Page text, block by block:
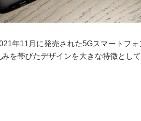
年11月に発売された5Gスマートフォ
を帯びたデザインを大きな特徴として